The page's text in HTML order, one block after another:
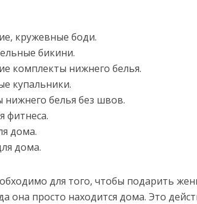
кружевные боди.
бикини.
комплекты нижнего белья.
купальники.
нижнего белья без швов.
фитнеса.
дома.
дома.
для того, чтобы подарить
она просто находится дома. Это